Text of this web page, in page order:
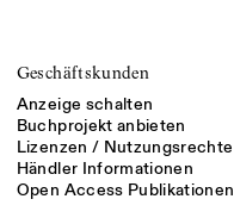
Geschäftskunden
Anzeige schalten
Buchprojekt anbieten
Lizenzen / Nutzungsrechte
Händler Informationen
Open Access Publikationen